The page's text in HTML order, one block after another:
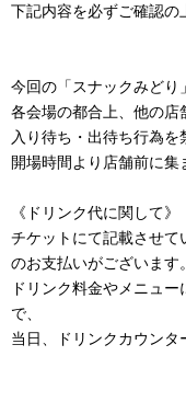
下記内容を必ずご確認の
今回の「スナックみどり
各会場の都合上、他の
入り待ち・出待ち行為を
開場時間より店舗前に集
《ドリンク代に関して》
チケットにて記載させ
のお支払いがございます。
ドリンク料金やメニュ
で、
当日、ドリンクカウンタ